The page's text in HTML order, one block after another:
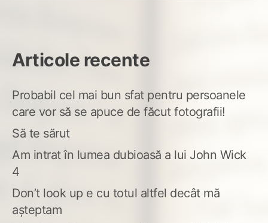
Articole recente
Probabil cel mai bun sfat pentru persoanele
care vor să se apuce de făcut fotografii!
Să te sărut
Am intrat în lumea dubioasă a lui John Wick
4
Don’t look up e cu totul altfel decât mă
așteptam